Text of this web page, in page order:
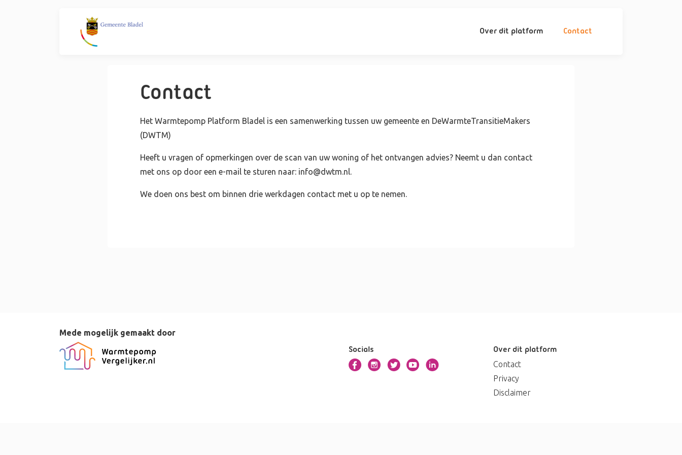
Over dit platform Contact
Contact
Het Warmtepomp Platform Bladel is een samenwerking tussen uw gemeente en DeWarmteTransitieMakers
(DWTM)
Heeft u vragen of opmerkingen over de scan van uw woning of het ontvangen advies? Neemt u dan contact
met ons op door een e-mail te sturen naar: info@dwtm.nl.
We doen ons best om binnen drie werkdagen contact met u op te nemen.
Mede mogelijk gemaakt door
Socials Over dit platform
Contact
Privacy
Disclaimer